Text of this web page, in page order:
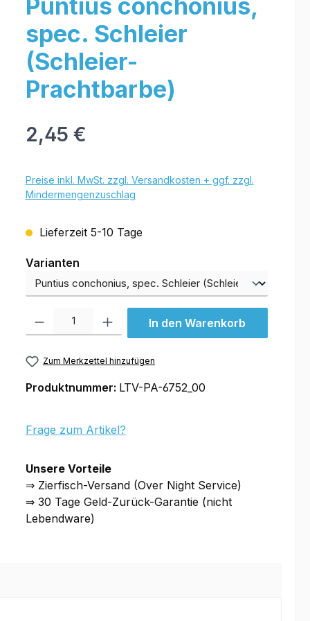
Puntius conchonius,
spec. Schleier
(Schleier-
Prachtbarbe)
2,45 €
Preise inkl. MwSt. zzgl. Versandkosten + ggf. zzgl.
Mindermengenzuschlag
Lieferzeit 5-10 Tage
Varianten
Varianten
In den Warenkorb
Zum Merkzettel hinzufügen
Produktnummer: LTV-PA-6752_00
Frage zum Artikel?
Unsere Vorteile
⇒ Zierfisch-Versand (Over Night Service)
⇒ 30 Tage Geld-Zurück-Garantie (nicht
Lebendware)